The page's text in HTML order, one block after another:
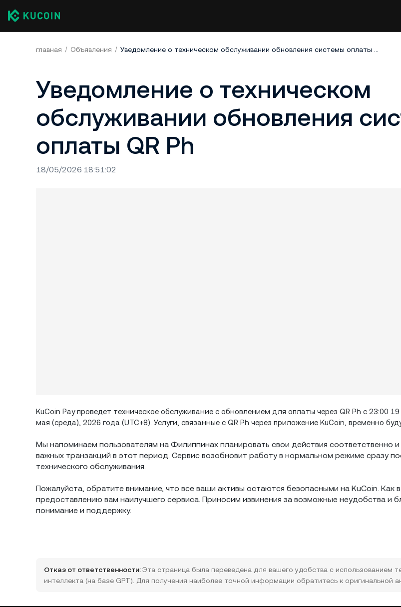
главная Объявления Уведомление о техническом обслуживании обновления системы оплаты QR Ph
Уведомление о техническом
обслуживании обновления
оплаты QR Ph
18/05/2026 18:51:02
KuCoin Pay проведет техническое обслуживание с обновлением для оплаты через QR Ph с 23:00
мая (среда), 2026 года (UTC+8). Услуги, связанные с QR Ph через приложение KuCoin, временно
Мы напоминаем пользователям на Филиппинах планировать свои действия соответственно
важных транзакций в этот период. Сервис возобновит работу в нормальном режиме сразу
технического обслуживания.
Пожалуйста, обратите внимание, что все ваши активы остаются безопасными на KuCoin. Как
предоставлению вам наилучшего сервиса. Приносим извинения за возможные неудобства и
понимание и поддержку.
Отказ от ответственности:Эта страница была переведена для вашего удобства с использованием
интеллекта (на базе GPT). Для получения наиболее точной информации обратитесь к оригинальной